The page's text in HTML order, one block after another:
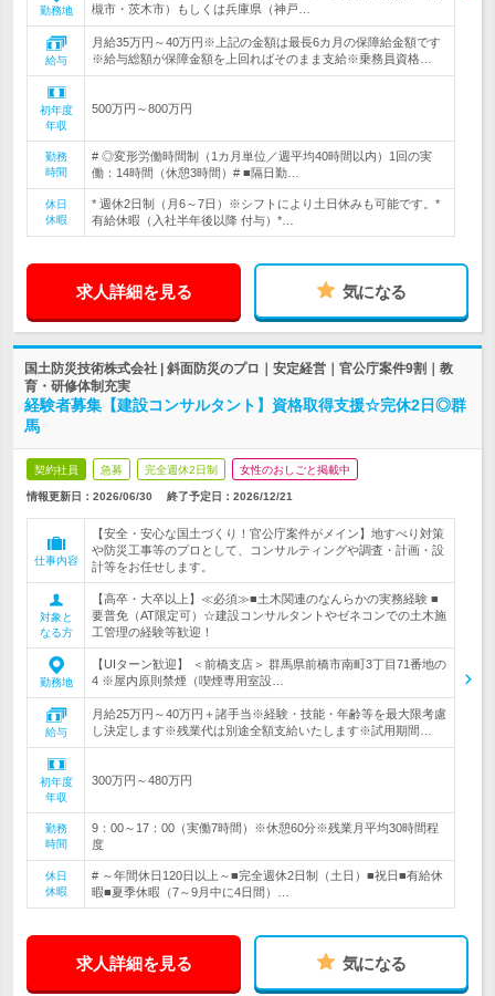
勤務地
槻市・茨木市）もしくは兵庫県（神戸…
給与
月給35万円～40万円※上記の金額は最長6カ月の保障給金額です
※給与総額が保障金額を上回ればそのまま支給※乗務員資格…
初年度
年収
500万円～800万円
勤務
時間
# ◎変形労働時間制（1カ月単位／週平均40時間以内）1回の実
働：14時間（休憩3時間）# ■隔日勤…
休日
休暇
* 週休2日制（月6～7日）※シフトにより土日休みも可能です。*
有給休暇（入社半年後以降 付与）*…
求人詳細を見る 気になる
国土防災技術株式会社 | 斜面防災のプロ｜安定経営｜官公庁案件9割｜教
育・研修体制充実
経験者募集【建設コンサルタント】資格取得支援☆完休2日◎群
馬
契約社員 急募 完全週休2日制 女性のおしごと掲載中
情報更新日：2026/06/30 終了予定日： 2026/12/21
仕事内容
【安全・安心な国土づくり！官公庁案件がメイン】地すべり対策
や防災工事等のプロとして、コンサルティングや調査・計画・設
計等をお任せします。
対象と
なる方
【高卒・大卒以上】≪必須≫■土木関連のなんらかの実務経験 ■
要普免（AT限定可）☆建設コンサルタントやゼネコンでの土木施
工管理の経験等歓迎！
勤務地
【UIターン歓迎】 ＜前橋支店＞ 群馬県前橋市南町3丁目71番地の
4 ※屋内原則禁煙（喫煙専用室設…
給与
月給25万円～40万円＋諸手当※経験・技能・年齢等を最大限考慮
し決定します※残業代は別途全額支給いたします※試用期間…
初年度
年収
300万円～480万円
勤務
時間
9：00～17：00（実働7時間）※休憩60分※残業月平均30時間程
度
休日
休暇
# ～年間休日120日以上～■完全週休2日制（土日）■祝日■有給休
暇■夏季休暇（7～9月中に4日間）…
求人詳細を見る 気になる